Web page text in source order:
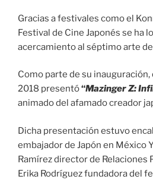
Gracias a festivales como el
Festival de Cine Japonés se ha
acercamiento al séptimo arte
Como parte de su
2018 presentó“Mazinger Z:
animado del afamado creador
Dicha presentación estuvo
embajador de Japón en México
Ramírez director de Relaciones
Erika Rodríguez fundadora del